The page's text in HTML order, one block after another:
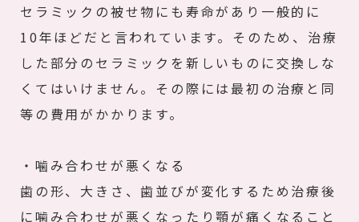
セラミックの被せ物にも寿命があり一般的に
10年ほどだと言われています。そのため、治療
した部分のセラミックを新しいものに交換しな
くてはいけません。その際には最初の治療と同
等の費用がかかります。
・噛み合わせが悪くなる
歯の形、大きさ、歯並びが変化するため治療後
に噛み合わせが悪くなったり顎が痛くなること